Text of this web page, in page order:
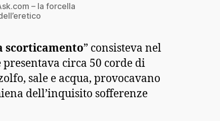
– la forcella
scorticamento” consisteva nel
circa 50 corde di
sale e acqua, provocavano
dell’inquisito sofferenze